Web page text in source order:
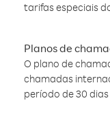
tarifas especiais
Planos de
O plano de
chamadas
período de 30